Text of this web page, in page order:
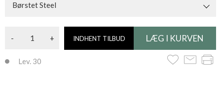
Børstet Steel
- + INDHENT TILBUD
Lev. 30